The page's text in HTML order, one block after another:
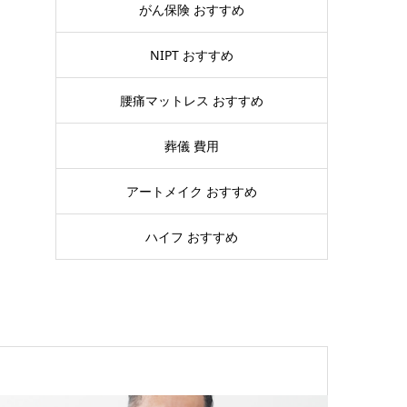
がん保険 おすすめ
NIPT おすすめ
腰痛マットレス おすすめ
葬儀 費用
アートメイク おすすめ
ハイフ おすすめ